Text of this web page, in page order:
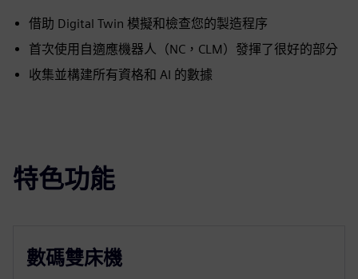
借助 Digital Twin 模擬和檢查您的製造程序
首次使用自適應機器人（NC，CLM）發揮了很好的部分
收集並構建所有資格和 AI 的數據
特色功能
數碼雙床機